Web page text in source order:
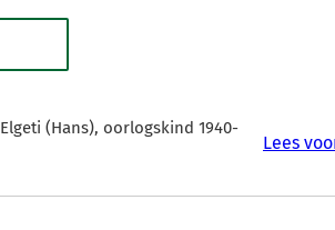
Elgeti (Hans), oorlogskind 1940-
Lees